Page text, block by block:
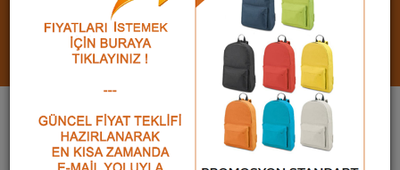
Paylaş
Twitle
POSTACI ÇANTALARI